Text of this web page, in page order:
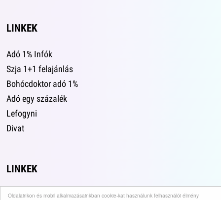
Oldalainkon és mobil alkalmazásainkban cookie-kat használunk felhasználói élmény
LINKEK
Adó 1% Infók
Szja 1+1 felajánlás
Bohócdoktor adó 1%
Adó egy százalék
Lefogyni
Divat
LINKEK
Adó 1%.hu